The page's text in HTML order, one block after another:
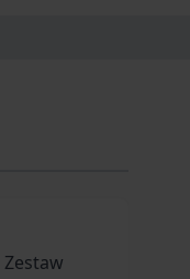
Zestaw